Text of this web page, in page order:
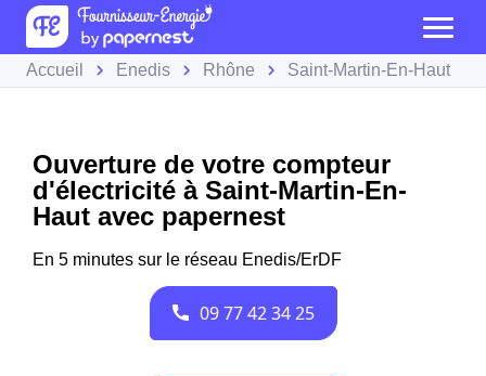
Accueil Enedis Rhône Saint-Martin-En-Haut